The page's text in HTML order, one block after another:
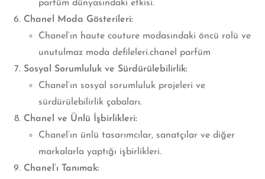
parfüm dünyasındaki etkisi.
Chanel Moda Gösterileri:
Chanel’ın haute couture modasındaki öncü rolü ve
unutulmaz moda defileleri.chanel parfüm
Sosyal Sorumluluk ve Sürdürülebilirlik:
Chanel’ın sosyal sorumluluk projeleri ve
sürdürülebilirlik çabaları.
Chanel ve Ünlü İşbirlikleri:
Chanel’ın ünlü tasarımcılar, sanatçılar ve diğer
markalarla yaptığı işbirlikleri.
Chanel’ı Tanımak: